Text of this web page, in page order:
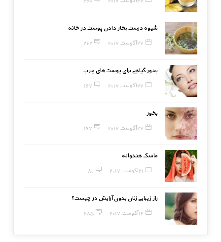
شیوه درست بخار دادن پوست در خانه
27 آگوست, 2017 262
بخور گیاهی برای پوست‌های چرب
27 آگوست, 2017 167
بخور
27 آگوست, 2017 167
ماسک هندوانه
21 آگوست, 2017 80
راز زیبایی زنان بدون آرایش در چیست؟
12 آگوست, 2017 285